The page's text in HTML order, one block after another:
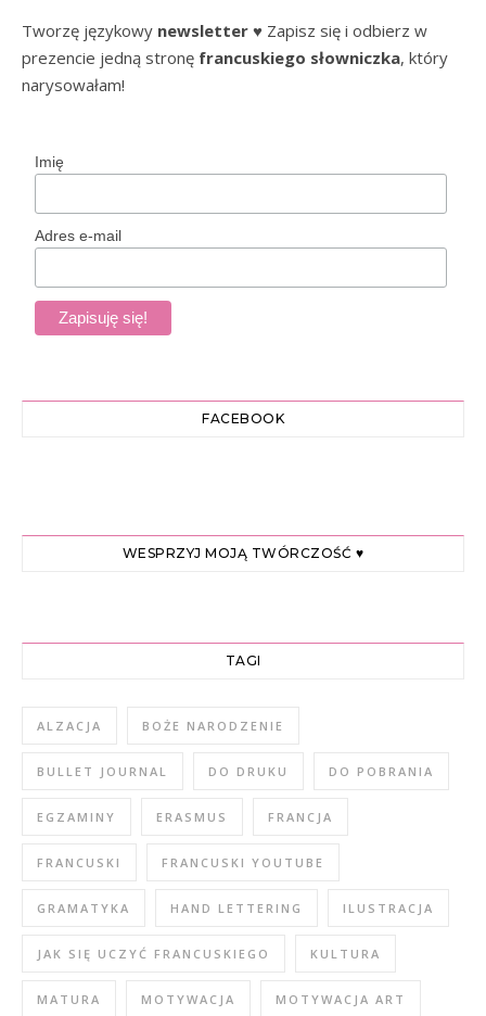
Tworzę językowy newsletter ♥ Zapisz się i odbierz w
prezencie jedną stronę francuskiego słowniczka, który
narysowałam!
Imię
Adres e-mail
FACEBOOK
WESPRZYJ MOJĄ TWÓRCZOŚĆ ♥
TAGI
ALZACJA BOŻE NARODZENIE
BULLET JOURNAL DO DRUKU DO POBRANIA
EGZAMINY ERASMUS FRANCJA
FRANCUSKI FRANCUSKI YOUTUBE
GRAMATYKA HAND LETTERING ILUSTRACJA
JAK SIĘ UCZYĆ FRANCUSKIEGO KULTURA
MATURA MOTYWACJA MOTYWACJA ART